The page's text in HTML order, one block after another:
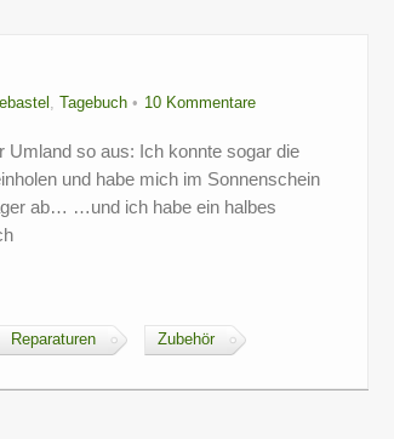
, Tagebuch 10 Kommentare
so aus: Ich konnte sogar die
und habe mich im Sonnenschein
ab… …und ich habe ein halbes
Reparaturen Zubehör